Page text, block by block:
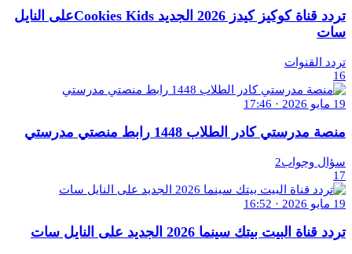
تردد قناة كوكيز كيدز 2026 الجديد Cookies Kidsعلى النايل
سات
تردد القنوات
16
19 مايو 2026 · 17:46
منصة مدرستي كادر الطلاب 1448 رابط منصتي مدرستي
سؤال وجواب2
17
19 مايو 2026 · 16:52
تردد قناة البيت بيتك سينما 2026 الجديد على النايل سات